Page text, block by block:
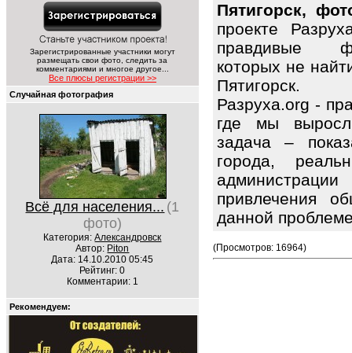
Зарегистрированные участники могут
размещать свои фото, следить за
комментариями и многое другое...
Все плюсы регистрации >>
Случайная фотография
Всё для населения... (1
фото)
Категория:Александровск
Автор: Piton
Дата: 14.10.2010 05:45
Рейтинг: 0
Комментарии: 1
Рекомендуем:
Пятигорск,
проекте
правдивые
которых не
Пятигорск.
Разруха.org -
где мы
задача –
города,
привлечения
данной
(Просмотров: 16964)